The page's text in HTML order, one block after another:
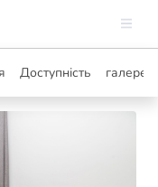
Доступність галерея